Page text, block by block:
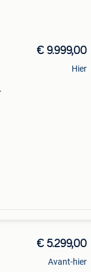
€ 9.999,00
Hier
€ 5.299,00
Avant-hier